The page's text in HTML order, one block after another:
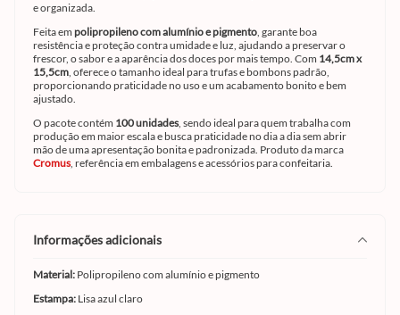
e organizada.
Feita em polipropileno com alumínio e pigmento, garante boa
resistência e proteção contra umidade e luz, ajudando a preservar o
frescor, o sabor e a aparência dos doces por mais tempo. Com 14,5cm x
15,5cm, oferece o tamanho ideal para trufas e bombons padrão,
proporcionando praticidade no uso e um acabamento bonito e bem
ajustado.
O pacote contém 100 unidades, sendo ideal para quem trabalha com
produção em maior escala e busca praticidade no dia a dia sem abrir
mão de uma apresentação bonita e padronizada. Produto da marca
Cromus, referência em embalagens e acessórios para confeitaria.
informações adicionais
Material: Polipropileno com alumínio e pigmento
Estampa: Lisa azul claro